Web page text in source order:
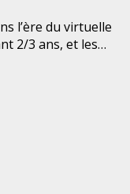
l’ère du virtuelle
2/3 ans, et les…